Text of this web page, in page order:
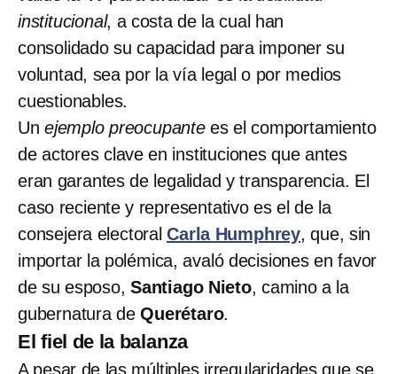
institucional, a costa de la cual han
consolidado su capacidad para imponer su
voluntad, sea por la vía legal o por medios
cuestionables.
Un ejemplo preocupantees el comportamiento
de actores clave en instituciones que antes
eran garantes de legalidad y transparencia. El
caso reciente y representativo es el de la
consejera electoralCarla Humphrey, que, sin
importar la polémica, avaló decisiones en favor
de su esposo, Santiago Nieto, camino a la
gubernatura deQuerétaro.
El fiel de la balanza
A pesar de las múltiples irregularidades que se